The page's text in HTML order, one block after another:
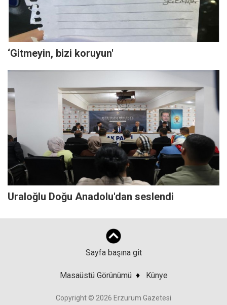
‘Gitmeyin, bizi koruyun'
Uraloğlu Doğu Anadolu'dan seslendi
Sayfa başına git
Masaüstü Görünümü ♦ Künye
Copyright © 2026 Erzurum Gazetesi